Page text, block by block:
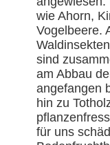
wie Ahorn,
Vogelbeere.
sind
am Abbau
angefangen
hin zu
für uns